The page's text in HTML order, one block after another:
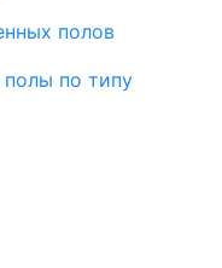
полов
по типу